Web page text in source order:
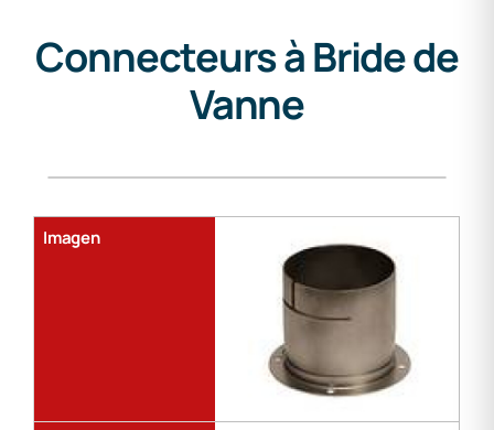
Boquillas de Ranura Ancha
Tubos de Aire
Connecteurs à Bride de
Vanne
de
Imagen